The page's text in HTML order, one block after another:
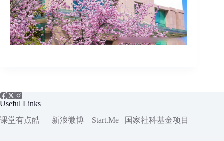
Useful Links
课堂有点酷
新浪微博 Start.Me 国家社科基金项目